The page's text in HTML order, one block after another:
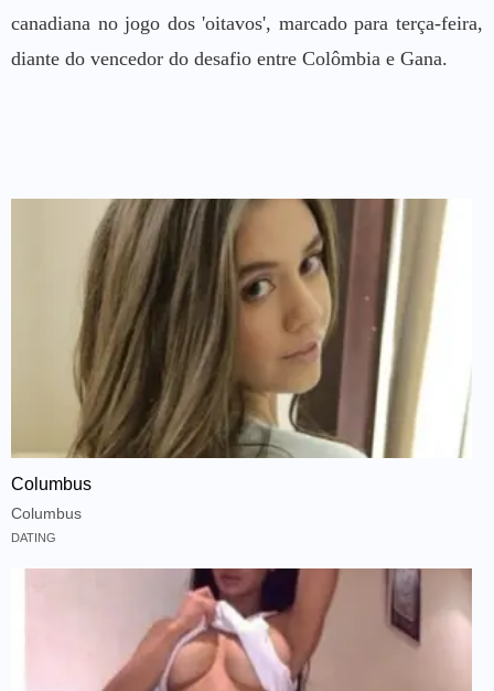
canadiana no jogo dos 'oitavos', marcado para terça-feira,
diante do vencedor do desafio entre Colômbia e Gana.
Columbus
Columbus
DATING